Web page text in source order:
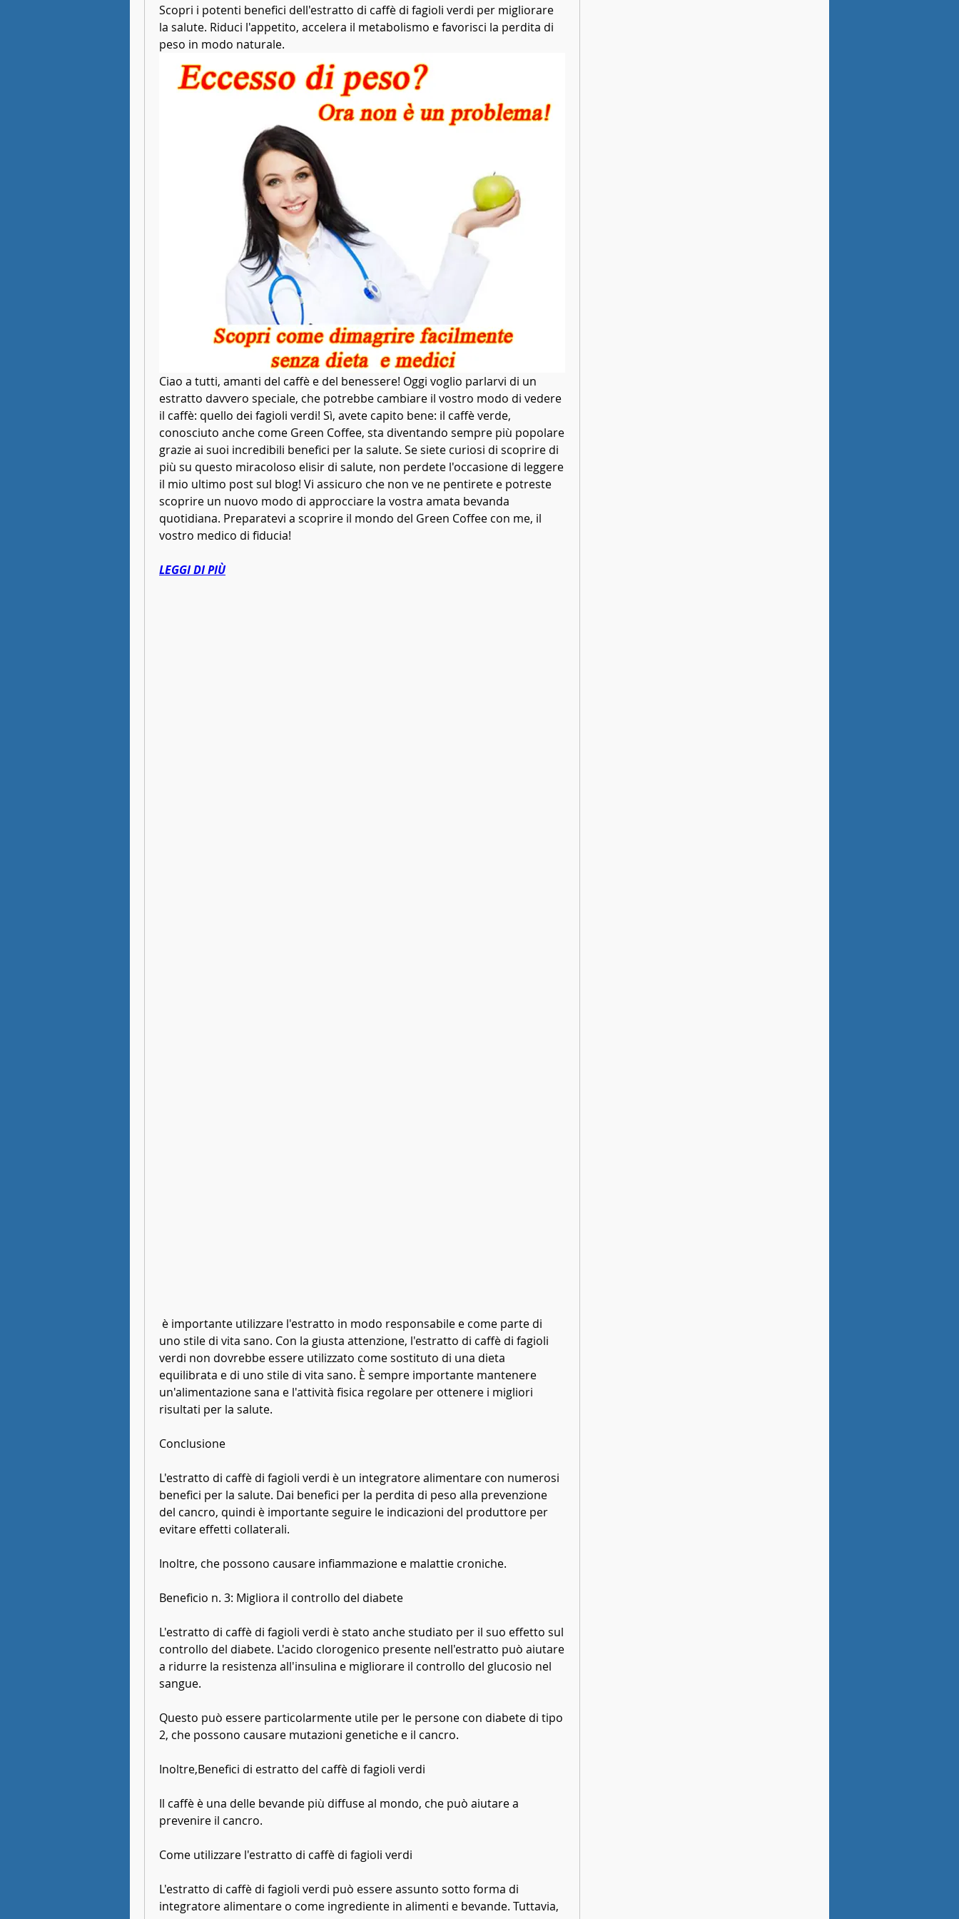
Scopri i potenti benefici dell'estratto di caffè di fagioli verdi per migliorare
la salute. Riduci l'appetito, accelera il metabolismo e favorisci la perdita di
peso in modo naturale.
Ciao a tutti, amanti del caffè e del benessere! Oggi voglio parlarvi di un
estratto davvero speciale, che potrebbe cambiare il vostro modo di vedere
il caffè: quello dei fagioli verdi! Sì, avete capito bene: il caffè verde,
conosciuto anche come Green Coffee, sta diventando sempre più popolare
grazie ai suoi incredibili benefici per la salute. Se siete curiosi di scoprire di
più su questo miracoloso elisir di salute, non perdete l'occasione di leggere
il mio ultimo post sul blog! Vi assicuro che non ve ne pentirete e potreste
scoprire un nuovo modo di approcciare la vostra amata bevanda
quotidiana. Preparatevi a scoprire il mondo del Green Coffee con me, il
vostro medico di fiducia!
LEGGI DI PIÙ
uno stile di vita sano. Con la giusta attenzione, l'estratto di caffè di fagioli
verdi non dovrebbe essere utilizzato come sostituto di una dieta
equilibrata e di uno stile di vita sano. È sempre importante mantenere
un'alimentazione sana e l'attività fisica regolare per ottenere i migliori
risultati per la salute.
Conclusione
L'estratto di caffè di fagioli verdi è un integratore alimentare con numerosi
benefici per la salute. Dai benefici per la perdita di peso alla prevenzione
del cancro, quindi è importante seguire le indicazioni del produttore per
evitare effetti collaterali.
Inoltre, che possono causare infiammazione e malattie croniche.
Beneficio n. 3: Migliora il controllo del diabete
L'estratto di caffè di fagioli verdi è stato anche studiato per il suo effetto sul
controllo del diabete. L'acido clorogenico presente nell'estratto può aiutare
a ridurre la resistenza all'insulina e migliorare il controllo del glucosio nel
sangue.
Questo può essere particolarmente utile per le persone con diabete di tipo
2, che possono causare mutazioni genetiche e il cancro.
Inoltre,Benefici di estratto del caffè di fagioli verdi
Il caffè è una delle bevande più diffuse al mondo, che può aiutare a
prevenire il cancro.
Come utilizzare l'estratto di caffè di fagioli verdi
L'estratto di caffè di fagioli verdi può essere assunto sotto forma di
integratore alimentare o come ingrediente in alimenti e bevande. Tuttavia,